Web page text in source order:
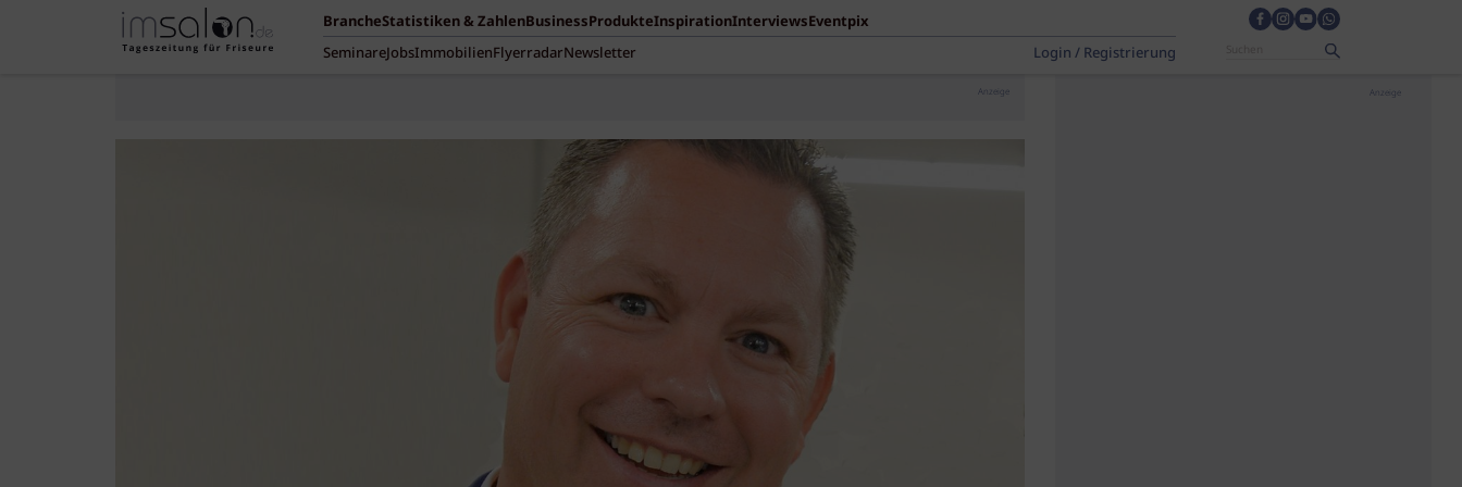
BrancheStatistiken & ZahlenBusinessProdukteInspirationInterviewsEventpix
SeminareJobsImmobilienFlyerradarNewsletter Login / Registrierung
Anzeige Anzeige